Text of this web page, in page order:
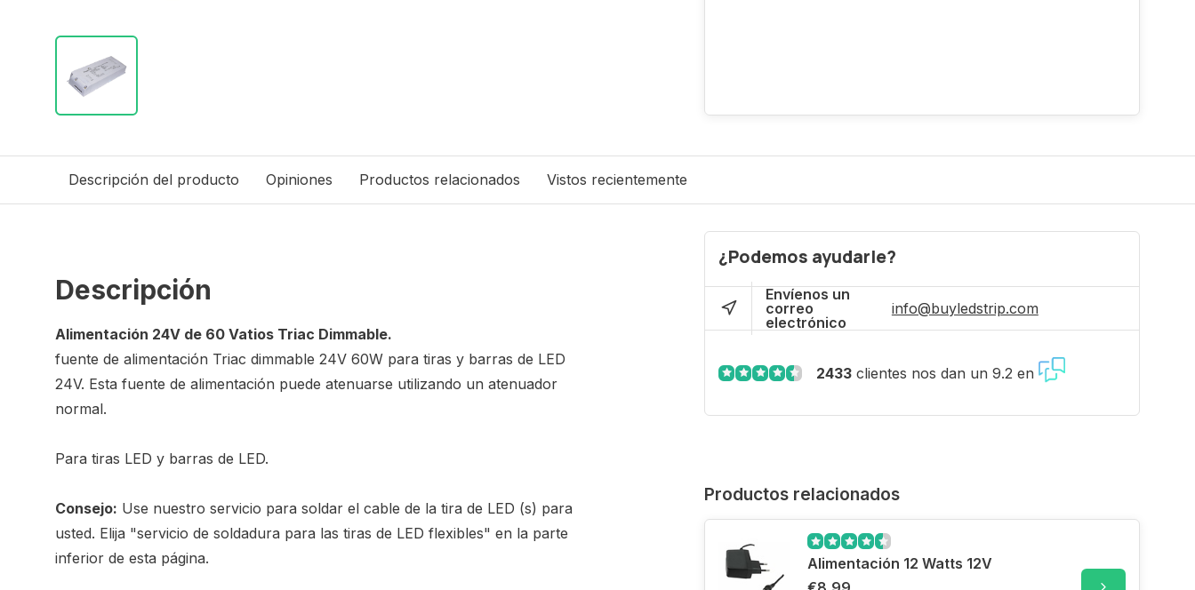
Descripción del producto Opiniones Productos relacionados Vistos recientemente
Descripción
Alimentación 24V de 60 Vatios Triac Dimmable.
fuente de alimentación Triac dimmable 24V 60W para tiras y barras de LED
24V. Esta fuente de alimentación puede atenuarse utilizando un atenuador
normal.
Para tiras LED y barras de LED.
Consejo: Use nuestro servicio para soldar el cable de la tira de LED (s) para
usted. Elija "servicio de soldadura para las tiras de LED flexibles" en la parte
inferior de esta página.
¿Podemos ayudarle?
Envíenos un
correo
electrónico
info@buyledstrip.com
2433 clientes nos dan un 9.2 en
Productos relacionados
Alimentación 12 Watts 12V